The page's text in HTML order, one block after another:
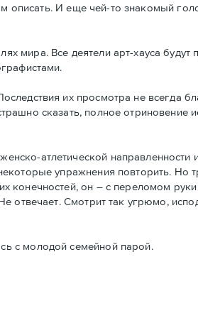
описать. И еще чей-то знакомый
Все деятели арт-хауса будут
их просмотра не всегда
сказать, полное отриновение
атлетической направленности
упражнения повторить. Но
конечностей, он – с переломом
отвечает. Смотрит так угрюмо,
с молодой семейной парой.